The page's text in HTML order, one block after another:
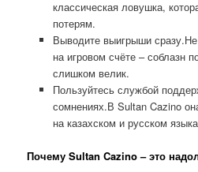
классическая ловушка,
потерям.
Выводите выигрыши
на игровом счёте – соблазн
слишком велик.
Пользуйтесь службой
сомнениях.В Sultan Cazino
на казахском и русском
Почему Sultan Cazino – это